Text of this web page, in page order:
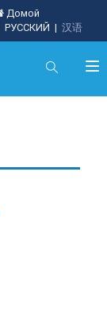
Домой
| 汉语
РУССКИЙ